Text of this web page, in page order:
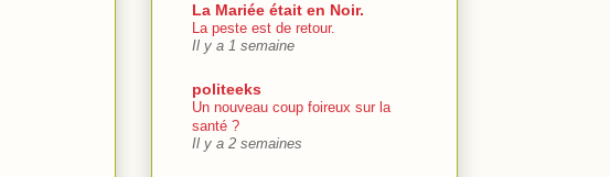
La Mariée était en Noir.
La peste est de retour.
Il y a 1 semaine
politeeks
Un nouveau coup foireux sur la
santé ?
Il y a 2 semaines